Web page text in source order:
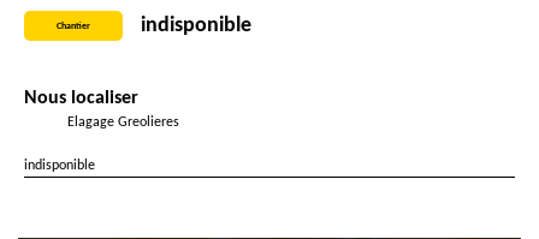
Chantier indisponible
Nous localiser
Elagage Greolieres
indisponible